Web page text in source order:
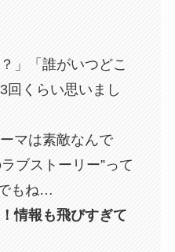
」「誰がいつどこ
回くらい思いまし
マは素敵なんで
ブストーリー”って
もね…
情報も飛びすぎて